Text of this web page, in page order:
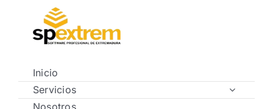
contenido
Inicio
Servicios
Nosotros